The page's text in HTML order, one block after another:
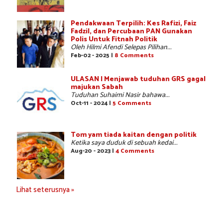
Pendakwaan Terpilih: Kes Rafizi, Faiz
Fadzil, dan Percubaan PAN Gunakan
Polis Untuk Fitnah Politik
Oleh Hilmi Afendi Selepas Pilihan...
Feb-02 - 2025 | 8 Comments
ULASAN | Menjawab tuduhan GRS gagal
majukan Sabah
Tuduhan Suhaimi Nasir bahawa...
Oct-11 - 2024 | 5 Comments
Tom yam tiada kaitan dengan politik
Ketika saya duduk di sebuah kedai...
Aug-20 - 2023 | 4 Comments
Lihat seterusnya »